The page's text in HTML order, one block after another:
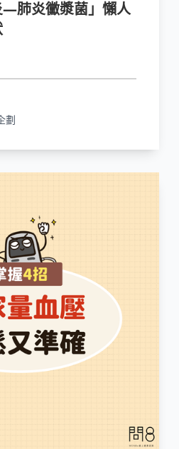
—肺炎黴漿菌」懶人
劃